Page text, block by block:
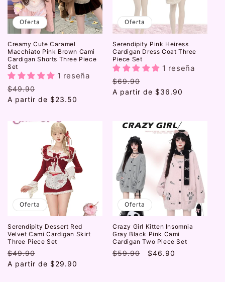
Oferta
Creamy Cute Caramel
Macchiato Pink Brown Cami
Cardigan Shorts Three Piece
Set
1 reseña
Precio
habitual
$49.90
de
A partir de $23.50
Oferta
Serendipity Pink Heiress
Cardigan Dress Coat Three
Piece Set
1 reseña
Precio
habitual
$69.90
de
A partir de $36.90
Oferta
Serendipity Dessert Red
Velvet Cami Cardigan Skirt
Three Piece Set
Precio
habitual
$49.90
de
A partir de $29.90
Oferta
Crazy Girl Kitten Insomnia
Gray Black Pink Cami
Cardigan Two Piece Set
Precio
$59.90
Precio
$46.90